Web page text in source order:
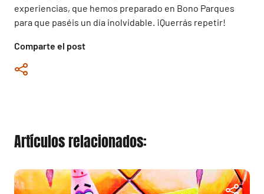
Comparte el post
experiencias, que hemos preparado en Bono Parques
para que paséis un día inolvidable. ¡Querrás repetir!
Artículos relacionados: